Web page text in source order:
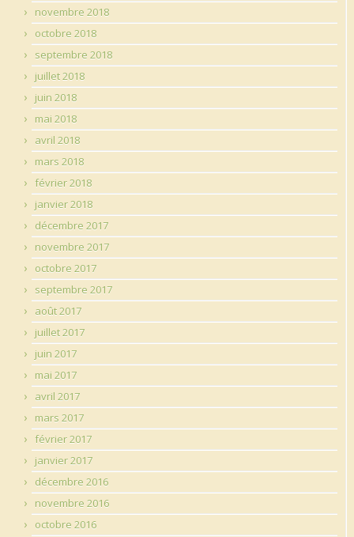
novembre 2018
octobre 2018
septembre 2018
juillet 2018
juin 2018
mai 2018
avril 2018
mars 2018
février 2018
janvier 2018
décembre 2017
novembre 2017
octobre 2017
septembre 2017
août 2017
juillet 2017
juin 2017
mai 2017
avril 2017
mars 2017
février 2017
janvier 2017
décembre 2016
novembre 2016
octobre 2016